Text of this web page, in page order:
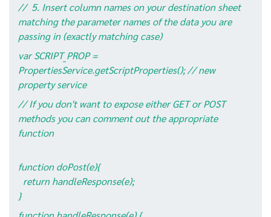
// 5. Insert column names on your destination sheet
matching the parameter names of the data you are
passing in (exactly matching case)
var SCRIPT_PROP =
PropertiesService.getScriptProperties(); // new
property service
// If you don't want to expose either GET or POST
methods you can comment out the appropriate
function
function doPost(e){
return handleResponse(e);
}